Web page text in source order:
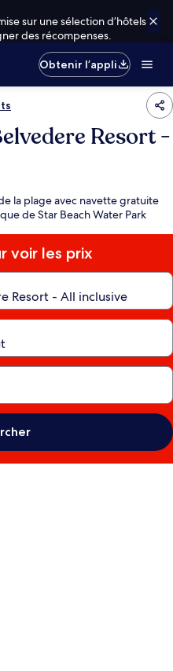
sur une sélection d’hôtels
des récompenses.
Obtenir l’appli
Resort -
la plage avec navette gratuite
de Star Beach Water Park
voir les prix